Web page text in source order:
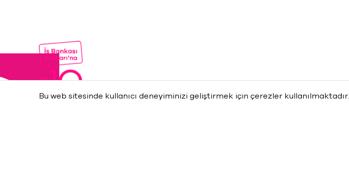
Bu web sitesinde kullanıcı deneyiminizi geliştirmek için çerezler kullanılmaktadır.